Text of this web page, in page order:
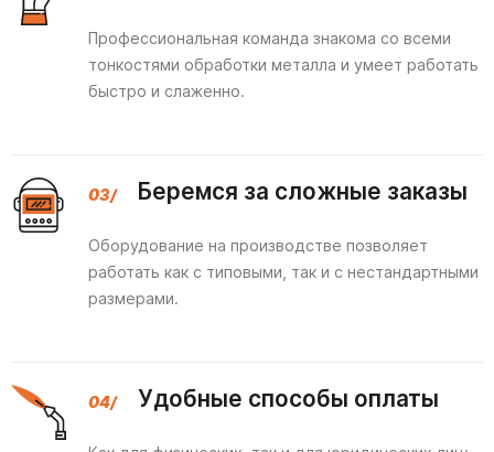
Профессиональная команда знакома со всеми
тонкостями обработки металла и умеет работать
быстро и слаженно.
Беремся за сложные заказы
Оборудование на производстве позволяет
работать как с типовыми, так и с нестандартными
размерами.
Удобные способы оплаты